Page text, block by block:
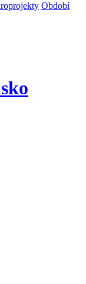
Období